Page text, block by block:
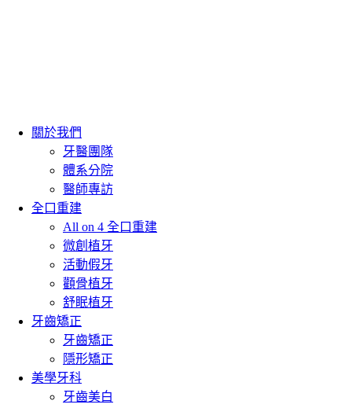
關於我們
牙醫團隊
體系分院
醫師專訪
全口重建
All on 4 全口重建
微創植牙
活動假牙
顴骨植牙
舒眠植牙
牙齒矯正
牙齒矯正
隱形矯正
美學牙科
牙齒美白